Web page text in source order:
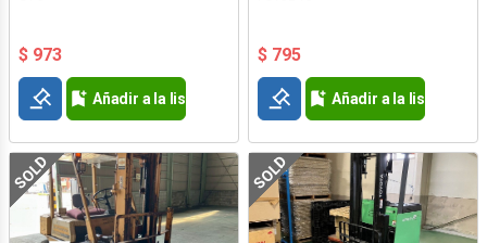
$ 973
Añadir a la lista de deseos
$ 795
Añadir a la lista de
SOLD SOLD